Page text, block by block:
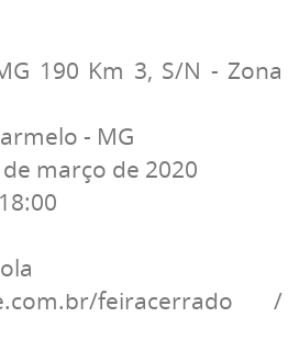
190 Km 3, S/N - Zona
- MG
março de 2020
feiracerrado /